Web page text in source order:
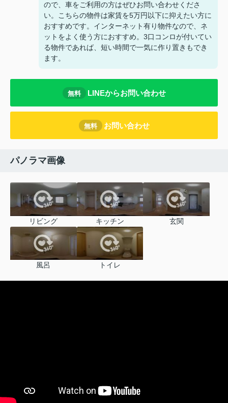
ので、車をご利用の方はぜひお問い合わせくださ
い。こちらの物件は家賃を5万円以下に抑えたい方に
おすすめです。インターネット有り物件なので、ネ
ットをよく使う方におすすめ。3口コンロが付いてい
る物件であれば、短い時間で一気に作り置きもでき
ます。
無料 LINEからお問い合わせ
無料 お問い合わせ
パノラマ画像
リビング キッチン 玄関
風呂 トイレ